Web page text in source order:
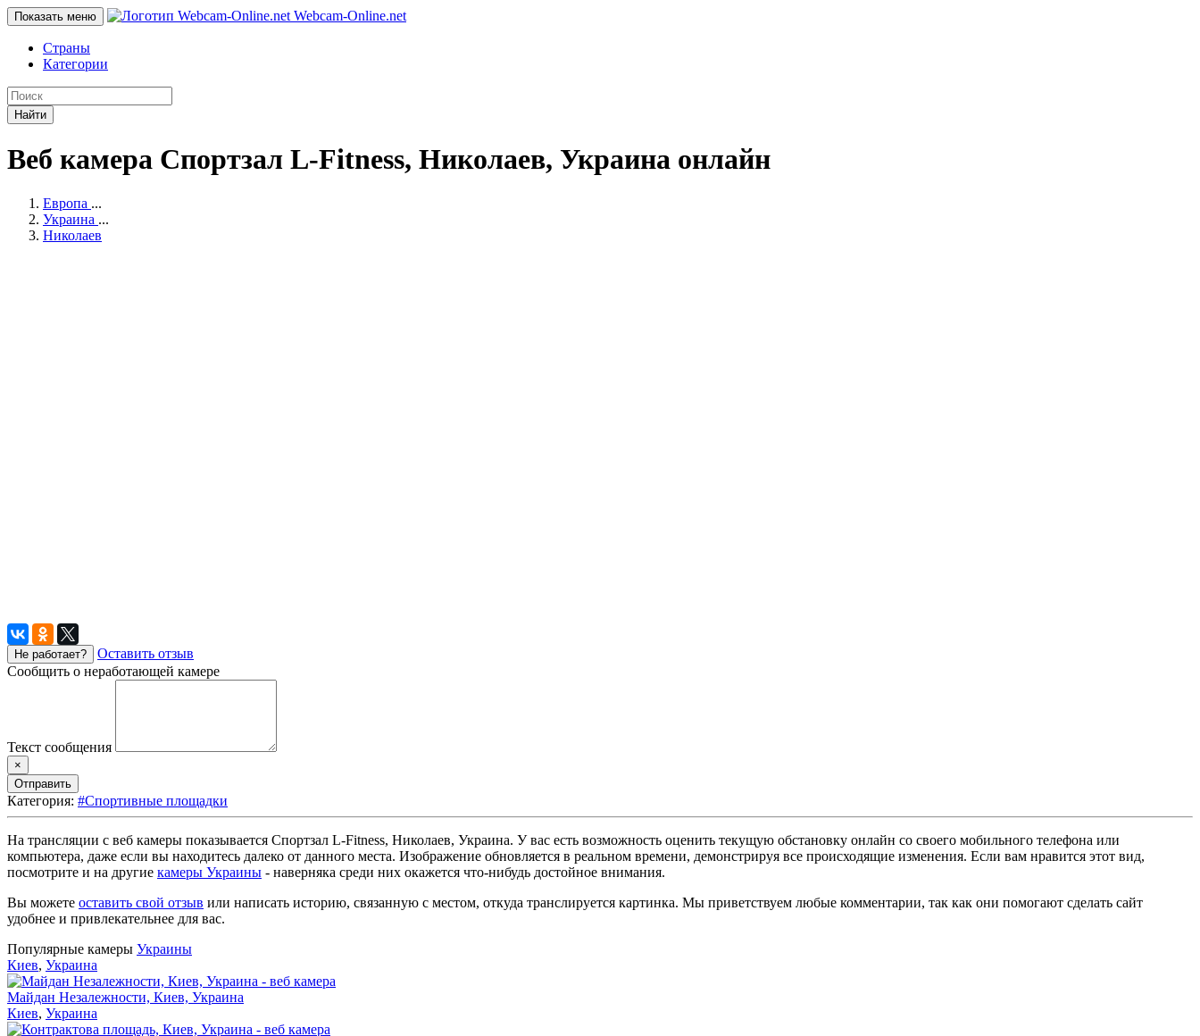
Показать меню Webcam-Online.net
Страны
Категории
Найти
Веб камера Спортзал L-Fitness, Николаев, Украина онлайн
Европа ...
Украина ...
Николаев
Не работает?
Оставить отзыв
Сообщить о неработающей камере
Текст сообщения
×
Отправить
Категория: #Спортивные площадки
На трансляции с веб камеры показывается Спортзал L-Fitness, Николаев, Украина. У вас есть возможность оценить текущую обстановку онлайн со своего мобильного телефона или
компьютера, даже если вы находитесь далеко от данного места. Изображение обновляется в реальном времени, демонстрируя все происходящие изменения. Если вам нравится этот вид,
посмотрите и на другие камеры Украины - наверняка среди них окажется что-нибудь достойное внимания.
Вы можете оставить свой отзыв или написать историю, связанную с местом, откуда транслируется картинка. Мы приветствуем любые комментарии, так как они помогают сделать сайт
удобнее и привлекательнее для вас.
Популярные камеры Украины
Киев, Украина
Майдан Незалежности, Киев, Украина
Киев, Украина